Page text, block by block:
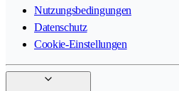
Nutzungsbedingungen
Datenschutz
Cookie-Einstellungen